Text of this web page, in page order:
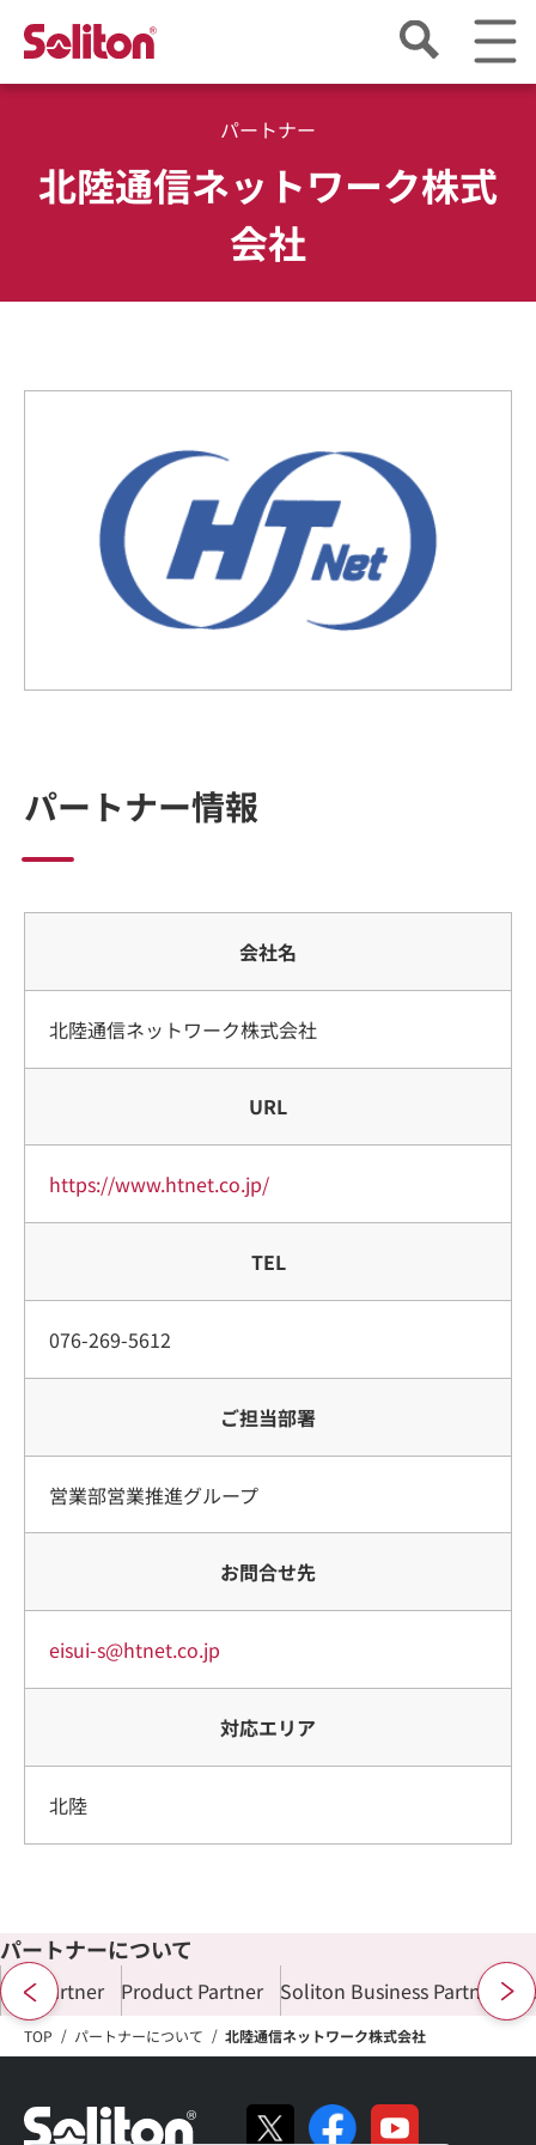
パートナー
北陸通信ネットワーク株式
会社
パートナー情報
会社名
北陸通信ネットワーク株式会社
URL
https://www.htnet.co.jp/
TEL
076-269-5612
ご担当部署
営業部営業推進グループ
お問合せ先
eisui-s@htnet.co.jp
対応エリア
北陸
パートナーについて
ALL Partner Product Partner Soliton Business Partner
TOP パートナーについて 北陸通信ネットワーク株式会社